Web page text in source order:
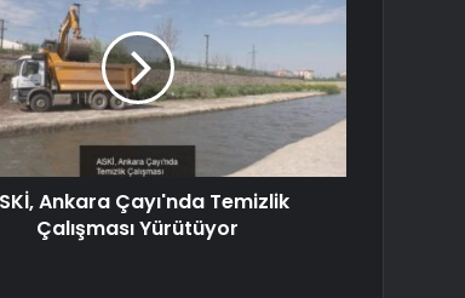
Ankara Çayı'nda Temizlik
Çalışması Yürütüyor